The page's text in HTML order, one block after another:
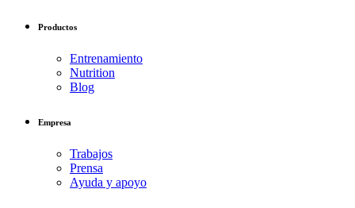
Productos
Entrenamiento
Nutrition
Blog
Empresa
Trabajos
Prensa
Ayuda y apoyo